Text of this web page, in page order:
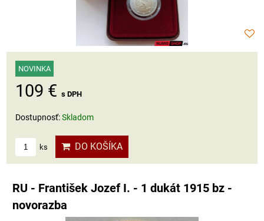
NOVINKA
109 € s DPH
Dostupnosť:Skladom
ks DO KOŠÍKA
RU - František Jozef I. - 1 dukát 1915 bz -
novorazba